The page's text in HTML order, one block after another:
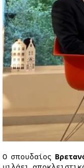
Ο σπουδαίος